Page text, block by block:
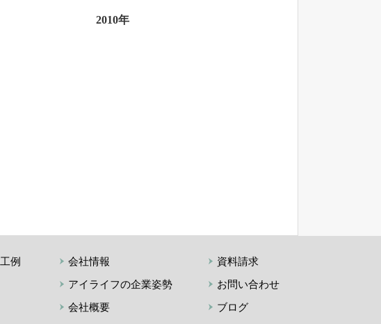
2010年
例 会社情報
アイライフの企業姿勢
会社概要
資料請求
お問い合わせ
ブログ